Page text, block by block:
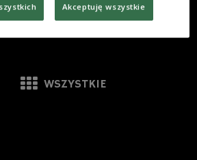
WSZYSTKIE
Akceptuję wszystkie